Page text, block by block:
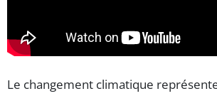
Le changement climatique